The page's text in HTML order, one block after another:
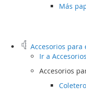
Más
Accesorios para
Ir a
Accesorios